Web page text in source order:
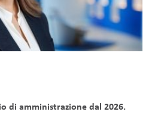
di amministrazione dal 2026.